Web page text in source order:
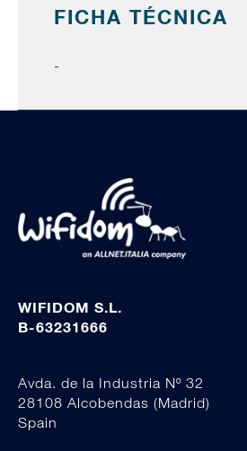
FICHA TÉCNICA
-
WIFIDOM S.L.
B-63231666
Avda. de la Industria Nº 32
28108 Alcobendas (Madrid)
Spain